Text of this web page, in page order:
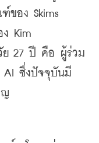
ฑ์ของ Skims
ง
Kim
ย 27 ปี คือ
ผู้ร่วม
AI ซึ่งปัจจุบันมี
ญ